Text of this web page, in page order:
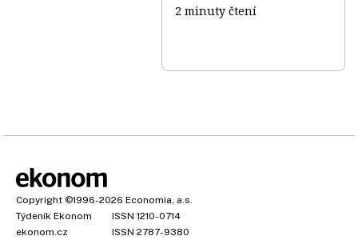
2 minuty čtení
Copyright ©1996-2026 Economia, a.s.
Týdeník Ekonom
ISSN 1210-0714
ekonom.cz
ISSN 2787-9380